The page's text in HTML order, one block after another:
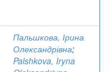
Пальшкова, Ірина
Олександрівна;
Palshkova, Iryna